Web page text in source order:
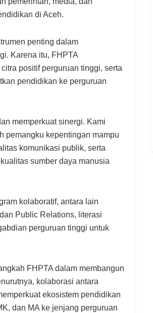
di Aceh.
penting dalam
Karena itu, FHPTA
positif perguruan tinggi, serta
pendidikan ke perguruan
memperkuat sinergi. Kami
pemangku kepentingan mampu
komunikasi publik, serta
sumber daya manusia
kolaboratif, antara lain
Public Relations, literasi
perguruan tinggi untuk
FHPTA dalam membangun
kolaborasi antara
ekosistem pendidikan
dan MA ke jenjang perguruan